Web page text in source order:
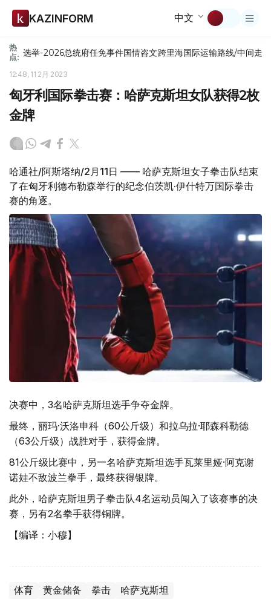
KAZINFORM 中文
热
点: 选举-2026总统府任免事件国情咨文跨里海国际运输路线/中间走廊
12:48, 11 2月 2023
匈牙利国际拳击赛：哈萨克斯坦女队获得2枚
金牌
哈通社/阿斯塔纳/2月11日 —— 哈萨克斯坦女子拳击队结束
了在匈牙利德布勒森举行的纪念伯茨凯·伊什特万国际拳击
赛的角逐。
决赛中，3名哈萨克斯坦选手争夺金牌。
最终，丽玛·沃洛申科（60公斤级）和拉乌拉·耶森科勒德
（63公斤级）战胜对手，获得金牌。
81公斤级比赛中，另一名哈萨克斯坦选手瓦莱里娅·阿克谢
诺娃不敌波兰拳手，最终获得银牌。
此外，哈萨克斯坦男子拳击队4名运动员闯入了该赛事的决
赛，另有2名拳手获得铜牌。
【编译：小穆】
体育 黄金储备 拳击 哈萨克斯坦